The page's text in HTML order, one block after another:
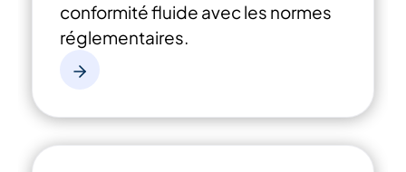
conformité fluide avec les normes
réglementaires.